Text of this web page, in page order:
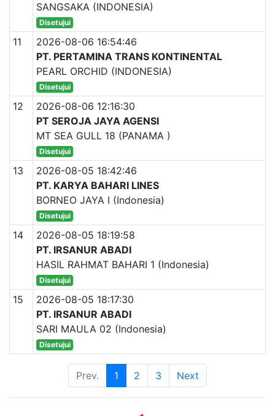
SANGSAKA (INDONESIA)
Disetujui
11
2026-08-06 16:54:46
PT. PERTAMINA TRANS KONTINENTAL
PEARL ORCHID (INDONESIA)
Disetujui
12
2026-08-06 12:16:30
PT SEROJA JAYA AGENSI
MT SEA GULL 18 (PANAMA )
Disetujui
13
2026-08-05 18:42:46
PT. KARYA BAHARI LINES
BORNEO JAYA I (Indonesia)
Disetujui
14
2026-08-05 18:19:58
PT. IRSANUR ABADI
HASIL RAHMAT BAHARI 1 (Indonesia)
Disetujui
15
2026-08-05 18:17:30
PT. IRSANUR ABADI
SARI MAULA 02 (Indonesia)
Disetujui
Prev. 1 2 3 Next